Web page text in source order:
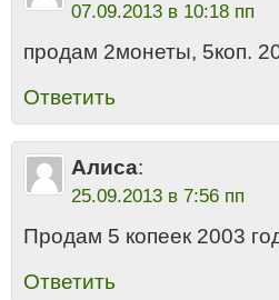
07.09.2013 в 10:18 пп
продам 2монеты, 5коп.
Ответить
Алиса:
25.09.2013 в 7:56 пп
Продам 5 копеек 2003
Ответить